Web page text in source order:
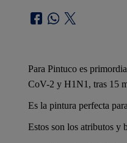
Para Pintuco es
CoV-2 y H1N1, tras 15
Es la pintura perfecta
Estos son los atributos y